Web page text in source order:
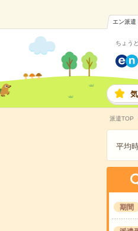
エン派遣
ちょう
派遣TOP
平均
期間